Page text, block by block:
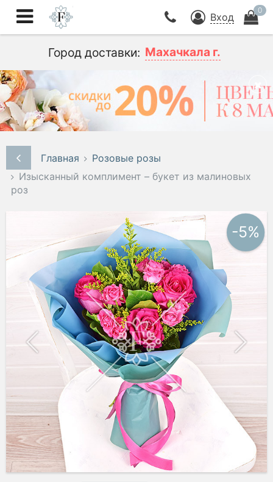
Вход
0
Город доставки: Махачкала г.
Главная
Розовые розы
Изысканный комплимент – букет из малиновых
роз
-5%